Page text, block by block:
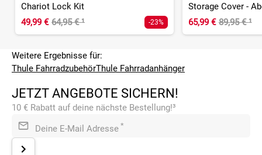
Chariot Lock Kit
49,99 € 64,95 €¹ -23%
Storage Cover -
65,99 € 89,95 €¹
Weitere Ergebnisse für:
Thule FahrradzubehörThule Fahrradanhänger
JETZT ANGEBOTE SICHERN!
10 € Rabatt auf deine nächste Bestellung!³
Deine E-Mail Adresse *